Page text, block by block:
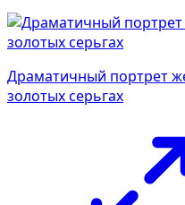
Драматичный портрет
золотых серьгах